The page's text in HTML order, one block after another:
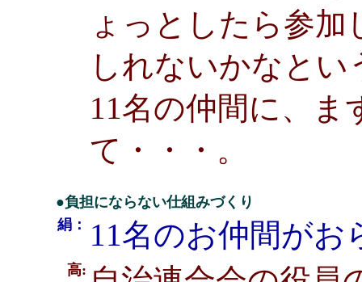
ょっとしたら参
しれないかなと
11名の仲間に、
て・・・。
●負担にならない仕組みづくり
絹：
11名のお仲間が
高: